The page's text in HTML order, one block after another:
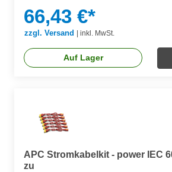
66,43 €*
zzgl. Versand inkl. MwSt.
Auf Lager
APC Stromkabelkit - power IEC
zu